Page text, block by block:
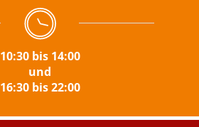
10:30 bis 14:00
und
16:30 bis 22:00